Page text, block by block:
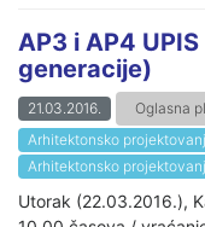
AP3 i AP4
generacije)
21.03.2016.
Oglasna
Arhitektonsko
Arhitektonsko
Utorak (22.03.2016.),